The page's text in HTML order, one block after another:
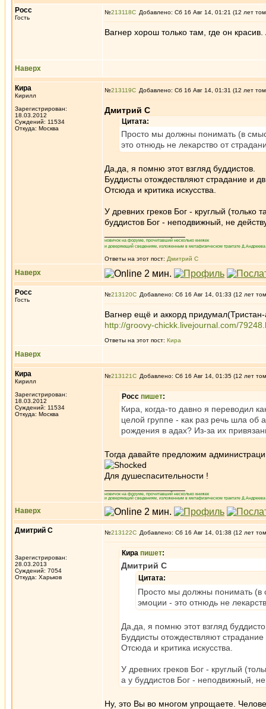
Росс
Гость
№213118 Добавлено: Сб 16 Авг 14, 01:21 (12 лет
Вагнер хорош только там, где он
Наверх
Кира
Кирилл
Зарегистрирован:
18.03.2012
Суждений: 11534
Откуда: Москва
№213119 Добавлено: Сб 16 Авг 14, 01:31 (12 лет
Дмитрий С
Цитата:
Просто мы должны понимать (в
это отнюдь не лекарство от
Да,да, я помню этот взгляд буддистов.
Буддисты отождествляют страдание и
Отсюда и критика искусства.
У древних греков Бог - круглый
буддистов Бог - неподвижный, не
новичок на форуме, прочитавший несколько книжек
и доверяющий сведениям, изложенным в метафизическом трактате
Ответы на этот пост: Дмитрий С
Наверх
Росс
Гость
№213120 Добавлено: Сб 16 Авг 14, 01:33 (12 лет
Вагнер ещё и аккорд придумал(Тристан-
http://groovy-chickk.livejournal.com/
Ответы на этот пост: Кира
Наверх
Кира
Кирилл
Зарегистрирован:
18.03.2012
Суждений: 11534
Откуда: Москва
№213121 Добавлено: Сб 16 Авг 14, 01:35 (12 лет
Росс пишет:
Кира, когда-то давно я переводил
целой группе - как раз речь шла об
рождения в адах? Из-за их
Тогда давайте предложим
Для душеспасительности !
новичок на форуме, прочитавший несколько книжек
и доверяющий сведениям, изложенным в метафизическом трактате
Наверх
Дмитрий С
Зарегистрирован:
28.03.2013
Суждений: 7054
Откуда: Харьков
№213122 Добавлено: Сб 16 Авг 14, 01:38 (12 лет
Кира пишет:
Дмитрий С
Цитата:
Просто мы должны понимать (в
эмоции - это отнюдь не
Да,да, я помню этот взгляд
Буддисты отождествляют
Отсюда и критика искусства.
У древних греков Бог - круглый
а у буддистов Бог - неподвижный,
Ну, это Вы во многом упрощаете.